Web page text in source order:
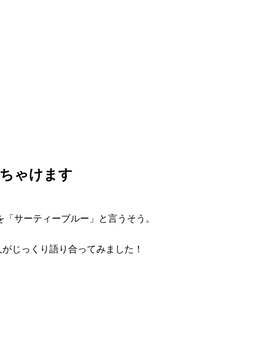
ゃけます
サーティーブルー」と言うそう。
じっくり語り合ってみました！